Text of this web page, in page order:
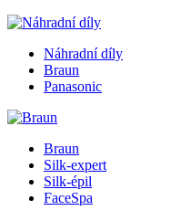
Náhradní díly
Braun
Panasonic
Braun
Silk-expert
Silk-épil
FaceSpa